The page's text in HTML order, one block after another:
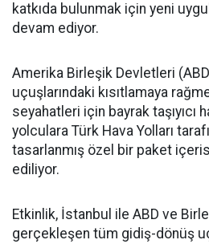
katkıda bulunmak için yeni
devam ediyor.
Amerika Birleşik Devletleri
uçuşlarındaki kısıtlamaya
seyahatleri için bayrak taşıyıcı
yolculara Türk Hava Yolları
tasarlanmış özel bir paket
ediliyor.
Etkinlik, İstanbul ile ABD ve
gerçekleşen tüm gidiş-dönüş